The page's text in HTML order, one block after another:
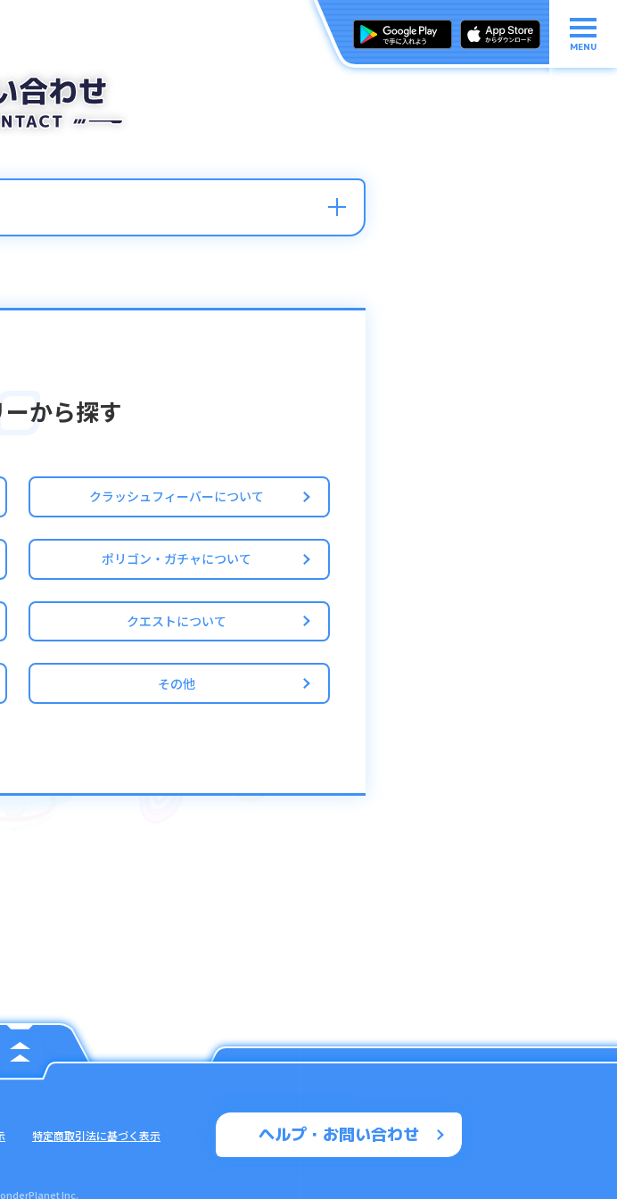
MENU
面右上の「表示順変更」ボタンをタップし、絞り込み
可能性があります。
お気に入り登録をしておくことをおすすめします。
ユニット詳細画面右上の「お気に登録」ボタンを押し
から探す
クラッシュフィーバーについて
ポリゴン・ガチャについて
クエストについて
その他
ヘルプ・お問い合わせ
特定商取引法に基づく表示
Inc.